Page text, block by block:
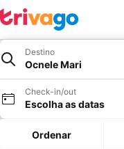
Destino
Ocnele Mari
Check-in/out
Escolha as datas
Ordenar